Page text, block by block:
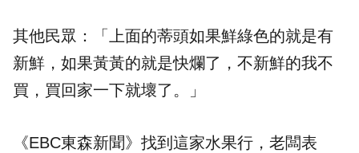
其他民眾：「上面的蒂頭如果鮮綠色的就是有
新鮮，如果黃黃的就是快爛了，不新鮮的我不
買，買回家一下就壞了。」
《EBC東森新聞》找到這家水果行，老闆表